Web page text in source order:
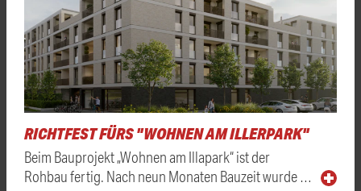
RICHTFEST FÜRS "WOHNEN AM ILLERPARK"
Beim Bauprojekt „Wohnen am Illapark“ ist der
Rohbau fertig. Nach neun Monaten Bauzeit wurde …